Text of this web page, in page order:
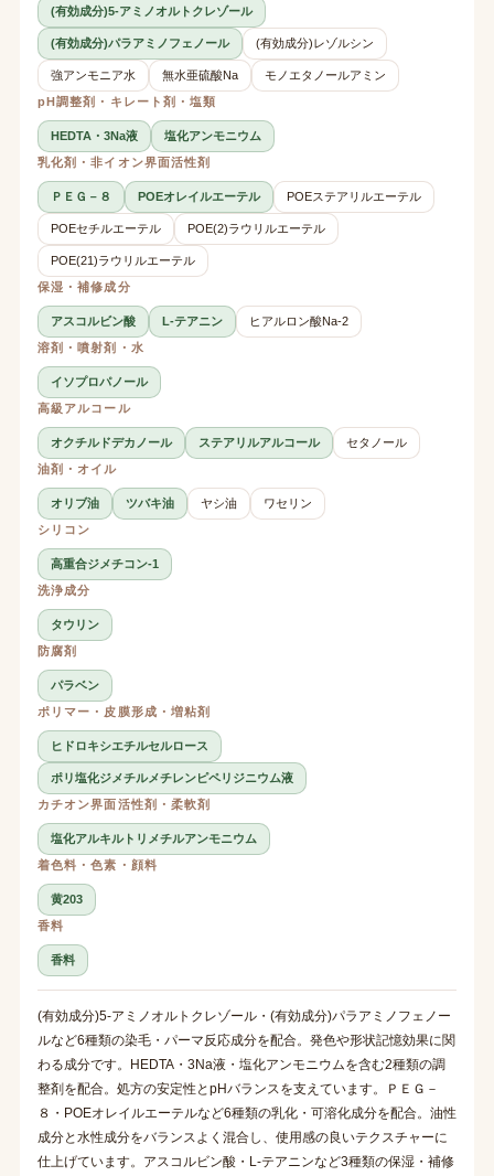
(有効成分)5-アミノオルトクレゾール
(有効成分)パラアミノフェノール (有効成分)レゾルシン
強アンモニア水 無水亜硫酸Na
モノエタノールアミン
pH調整剤・キレート剤・塩類
HEDTA・3Na液
塩化アンモニウム
乳化剤・非イオン界面活性剤
ＰＥＧ－８ POEオレイルエーテル POEステアリルエーテル
POEセチルエーテル POE(2)ラウリルエーテル
POE(21)ラウリルエーテル
保湿・補修成分
アスコルビン酸 L-テアニン
ヒアルロン酸Na-2
溶剤・噴射剤・水
イソプロパノール
高級アルコール
オクチルドデカノール ステアリルアルコール
セタノール
油剤・オイル
オリブ油 ツバキ油 ヤシ油
ワセリン
シリコン
高重合ジメチコン-1
洗浄成分
タウリン
防腐剤
パラベン
ポリマー・皮膜形成・増粘剤
ヒドロキシエチルセルロース
ポリ塩化ジメチルメチレンピペリジニウム液
カチオン界面活性剤・柔軟剤
塩化アルキルトリメチルアンモニウム
着色料・色素・顔料
黄203
香料
香料
(有効成分)5-アミノオルトクレゾール・(有効成分)パラアミノフェノー
ルなど6種類の染毛・パーマ反応成分を配合。発色や形状記憶効果に関
わる成分です。HEDTA・3Na液・塩化アンモニウムを含む2種類の調
整剤を配合。処方の安定性とpHバランスを支えています。ＰＥＧ－
８・POEオレイルエーテルなど6種類の乳化・可溶化成分を配合。油性
成分と水性成分をバランスよく混合し、使用感の良いテクスチャーに
仕上げています。アスコルビン酸・L-テアニンなど3種類の保湿・補修